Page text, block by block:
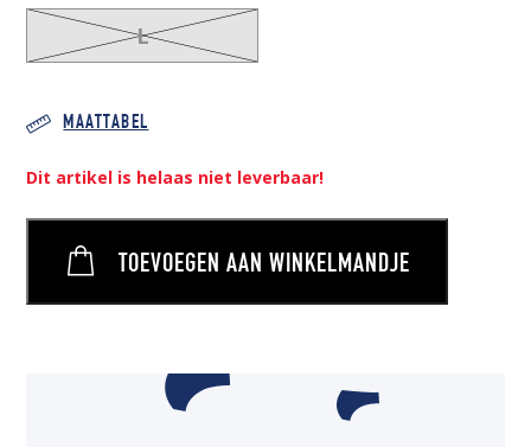
L
MAATTABEL
Dit artikel is helaas niet leverbaar!
TOEVOEGEN AAN WINKELMANDJE